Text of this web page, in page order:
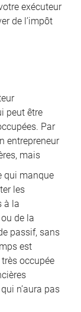
exécuteur
de l’impôt
peut être
Par
entrepreneur
mais
qui manque
les
à la
de la
passif, sans
est
occupée
n’aura pas